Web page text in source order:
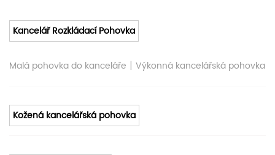
Kancelář Rozkládací Pohovka
Malá pohovka do kanceláře | Výkonná kancelářská pohovka
Kožená kancelářská pohovka